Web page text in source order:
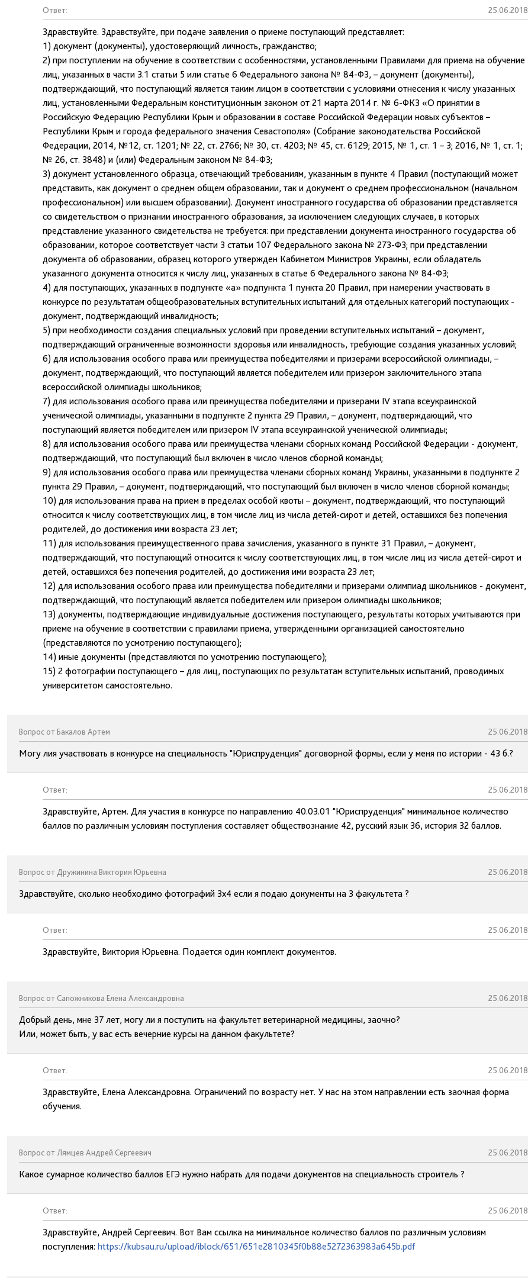
Ответ: 25.06.2018
Здравствуйте. Здравствуйте, при подаче заявления о приеме поступающий представляет:
1) документ (документы), удостоверяющий личность, гражданство;
2) при поступлении на обучение в соответствии с особенностями, установленными Правилами для приема на обучение
лиц, указанных в части 3.1 статьи 5 или статье 6 Федерального закона № 84-ФЗ, – документ (документы),
подтверждающий, что поступающий является таким лицом в соответствии с условиями отнесения к числу указанных
лиц, установленными Федеральным конституционным законом от 21 марта 2014 г. № 6-ФКЗ «О принятии в
Российскую Федерацию Республики Крым и образовании в составе Российской Федерации новых субъектов –
Республики Крым и города федерального значения Севастополя» (Собрание законодательства Российской
Федерации, 2014, №12, ст. 1201; № 22, ст. 2766; № 30, ст. 4203; № 45, ст. 6129; 2015, № 1, ст. 1 – 3; 2016, № 1, ст. 1;
№ 26, ст. 3848) и (или) Федеральным законом № 84-ФЗ;
3) документ установленного образца, отвечающий требованиям, указанным в пункте 4 Правил (поступающий может
представить, как документ о среднем общем образовании, так и документ о среднем профессиональном (начальном
профессиональном) или высшем образовании). Документ иностранного государства об образовании представляется
со свидетельством о признании иностранного образования, за исключением следующих случаев, в которых
представление указанного свидетельства не требуется: при представлении документа иностранного государства об
образовании, которое соответствует части 3 статьи 107 Федерального закона № 273-ФЗ; при представлении
документа об образовании, образец которого утвержден Кабинетом Министров Украины, если обладатель
указанного документа относится к числу лиц, указанных в статье 6 Федерального закона № 84-ФЗ;
4) для поступающих, указанных в подпункте «а» подпункта 1 пункта 20 Правил, при намерении участвовать в
конкурсе по результатам общеобразовательных вступительных испытаний для отдельных категорий поступающих -
документ, подтверждающий инвалидность;
5) при необходимости создания специальных условий при проведении вступительных испытаний – документ,
подтверждающий ограниченные возможности здоровья или инвалидность, требующие создания указанных условий;
6) для использования особого права или преимущества победителями и призерами всероссийской олимпиады, –
документ, подтверждающий, что поступающий является победителем или призером заключительного этапа
всероссийской олимпиады школьников;
7) для использования особого права или преимущества победителями и призерами IV этапа всеукраинской
ученической олимпиады, указанными в подпункте 2 пункта 29 Правил, – документ, подтверждающий, что
поступающий является победителем или призером IV этапа всеукраинской ученической олимпиады;
8) для использования особого права или преимущества членами сборных команд Российской Федерации - документ,
подтверждающий, что поступающий был включен в число членов сборной команды;
9) для использования особого права или преимущества членами сборных команд Украины, указанными в подпункте 2
пункта 29 Правил, – документ, подтверждающий, что поступающий был включен в число членов сборной команды;
10) для использования права на прием в пределах особой квоты – документ, подтверждающий, что поступающий
относится к числу соответствующих лиц, в том числе лиц из числа детей-сирот и детей, оставшихся без попечения
родителей, до достижения ими возраста 23 лет;
11) для использования преимущественного права зачисления, указанного в пункте 31 Правил, – документ,
подтверждающий, что поступающий относится к числу соответствующих лиц, в том числе лиц из числа детей-сирот и
детей, оставшихся без попечения родителей, до достижения ими возраста 23 лет;
12) для использования особого права или преимущества победителями и призерами олимпиад школьников - документ,
подтверждающий, что поступающий является победителем или призером олимпиады школьников;
13) документы, подтверждающие индивидуальные достижения поступающего, результаты которых учитываются при
приеме на обучение в соответствии с правилами приема, утвержденными организацией самостоятельно
(представляются по усмотрению поступающего);
14) иные документы (представляются по усмотрению поступающего);
15) 2 фотографии поступающего – для лиц, поступающих по результатам вступительных испытаний, проводимых
университетом самостоятельно.
Вопрос от Бакалов Артем 25.06.2018
Могу лия участвовать в конкурсе на специальность "Юриспруденция" договорной формы, если у меня по истории - 43 б.?
Ответ: 25.06.2018
Здравствуйте, Артем. Для участия в конкурсе по направлению 40.03.01 "Юриспруденция" минимальное количество
баллов по различным условиям поступления составляет обществознание 42, русский язык 36, история 32 баллов.
Вопрос от Дружинина Виктория Юрьевна 25.06.2018
Здравствуйте, сколько необходимо фотографий 3х4 если я подаю документы на 3 факультета ?
Ответ: 25.06.2018
Здравствуйте, Виктория Юрьевна. Подается один комплект документов.
Вопрос от Сапожникова Елена Александровна 25.06.2018
Добрый день, мне 37 лет, могу ли я поступить на факультет ветеринарной медицины, заочно?
Или, может быть, у вас есть вечерние курсы на данном факультете?
Ответ: 25.06.2018
Здравствуйте, Елена Александровна. Ограничений по возрасту нет. У нас на этом направлении есть заочная форма
обучения.
Вопрос от Лямцев Андрей Сергеевич 25.06.2018
Какое сумарное количество баллов ЕГЭ нужно набрать для подачи документов на специальность строитель ?
Ответ: 25.06.2018
Здравствуйте, Андрей Сергеевич. Вот Вам ссылка на минимальное количество баллов по различным условиям
поступления: https://kubsau.ru/upload/iblock/651/651e2810345f0b88e5272363983a645b.pdf